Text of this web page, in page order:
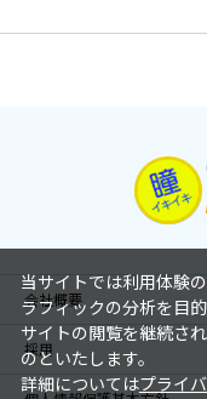
会社概要
採用
当サイトでは利用体験
ラフィックの分析を目
サイトの閲覧を継続さ
のといたします。
詳細についてはプライ